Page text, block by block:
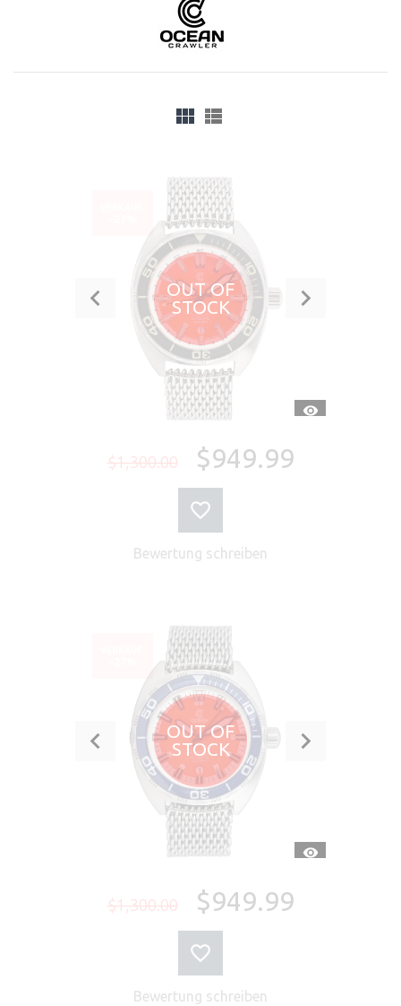
OUT OF
STOCK
$1,300.00 $949.99
Bewertung schreiben
OUT OF
STOCK
$1,300.00 $949.99
Bewertung schreiben